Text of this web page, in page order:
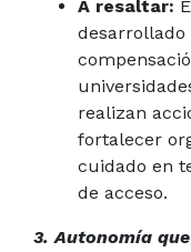
A resaltar:
desarrollado
realizan
fortalecer
cuidado en
de acceso.
3. Autonomía